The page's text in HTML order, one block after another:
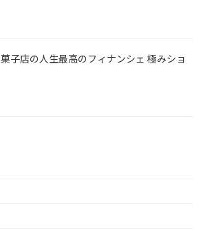
子店の人生最高のフィナンシェ 極みショ